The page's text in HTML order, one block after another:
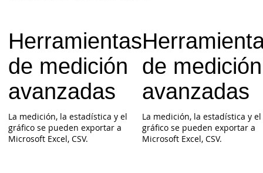
Herramientas
de medición
avanzadas
La medición, la estadística y el
gráfico se pueden exportar a
Microsoft Excel, CSV.
de medición
avanzadas
La medición, la estadística y el
gráfico se pueden exportar a
Microsoft Excel, CSV.